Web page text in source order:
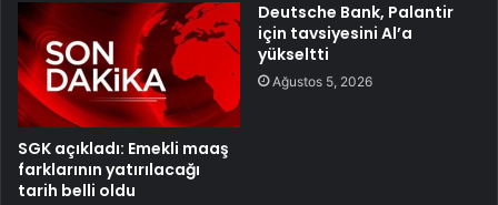
SGK açıkladı: Emekli maaş
farklarının yatırılacağı
tarih belli oldu
Deutsche Bank, Palantir
için tavsiyesini Al’a
yükseltti
Ağustos 5, 2026